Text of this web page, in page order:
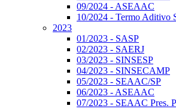
09/2024 - ASEAAC
10/2024 - Termo Aditivo
2023
01/2023 - SASP
02/2023 - SAERJ
03/2023 - SINSESP
04/2023 - SINSECAMP
05/2023 - SEAAC/SP
06/2023 - ASEAAC
07/2023 - SEAAC Pres.